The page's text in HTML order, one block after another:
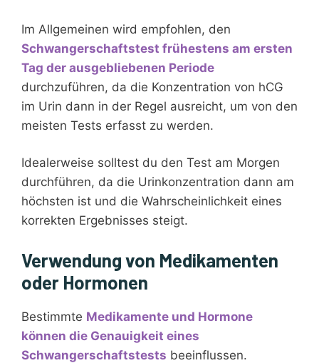
Im Allgemeinen wird empfohlen, den
Schwangerschaftstest frühestens am ersten
Tag der ausgebliebenen Periode
durchzuführen, da die Konzentration von hCG
im Urin dann in der Regel ausreicht, um von den
meisten Tests erfasst zu werden.
Idealerweise solltest du den Test am Morgen
durchführen, da die Urinkonzentration dann am
höchsten ist und die Wahrscheinlichkeit eines
korrekten Ergebnisses steigt.
Verwendung von Medikamenten
oder Hormonen
Bestimmte Medikamente und Hormone
können die Genauigkeit eines
Schwangerschaftstests beeinflussen.